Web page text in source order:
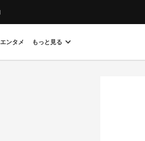
エンタメ もっと見る